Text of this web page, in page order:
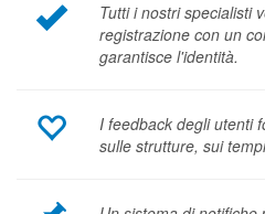
Tutti i nostri specialisti
registrazione con un
garantisce l'identità.
I feedback degli utenti
sulle strutture, sui